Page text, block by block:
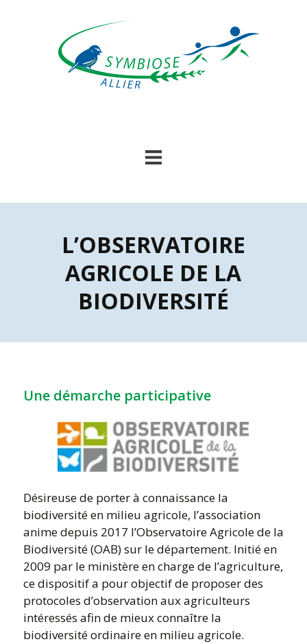
Skip
L’OBSERVATOIRE
AGRICOLE DE LA
BIODIVERSITÉ
Une démarche participative
Désireuse de porter à connaissance la
biodiversité en milieu agricole, l’association
anime depuis 2017 l’Observatoire Agricole de la
Biodiversité (OAB) sur le département. Initié en
2009 par le ministère en charge de l’agriculture,
ce dispositif a pour objectif de proposer des
protocoles d’observation aux agriculteurs
intéressés afin de mieux connaître la
biodiversité ordinaire en milieu agricole.